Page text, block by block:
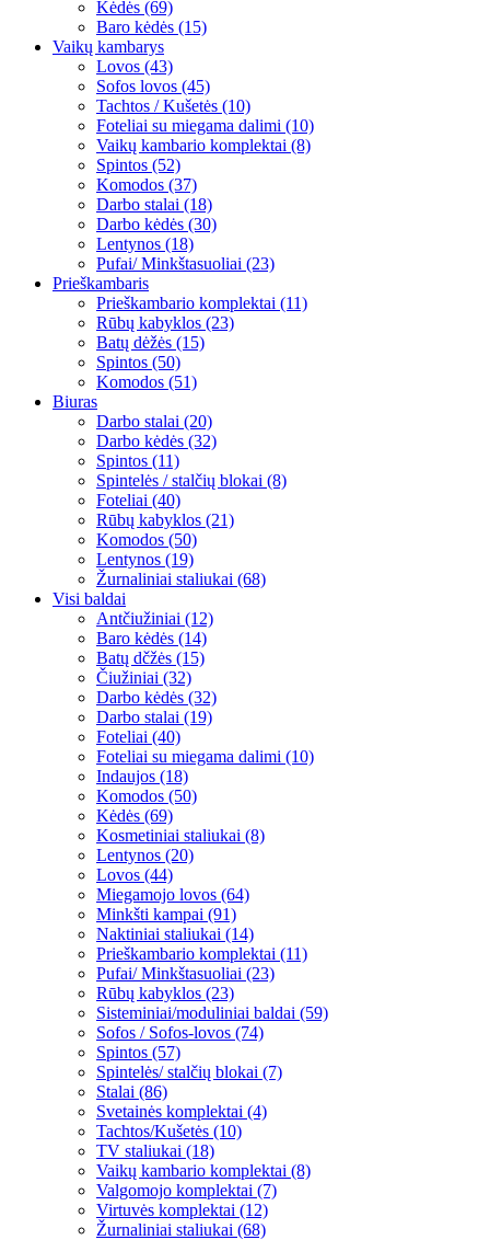
Kėdės (69)
Baro kėdės (15)
Vaikų kambarys
Lovos (43)
Sofos lovos (45)
Tachtos / Kušetės (10)
Foteliai su miegama dalimi (10)
Vaikų kambario komplektai (8)
Spintos (52)
Komodos (37)
Darbo stalai (18)
Darbo kėdės (30)
Lentynos (18)
Pufai/ Minkštasuoliai (23)
Prieškambaris
Prieškambario komplektai (11)
Rūbų kabyklos (23)
Batų dėžės (15)
Spintos (50)
Komodos (51)
Biuras
Darbo stalai (20)
Darbo kėdės (32)
Spintos (11)
Spintelės / stalčių blokai (8)
Foteliai (40)
Rūbų kabyklos (21)
Komodos (50)
Lentynos (19)
Žurnaliniai staliukai (68)
Visi baldai
Antčiužiniai (12)
Baro kėdės (14)
Batų dčžės (15)
Čiužiniai (32)
Darbo kėdės (32)
Darbo stalai (19)
Foteliai (40)
Foteliai su miegama dalimi (10)
Indaujos (18)
Komodos (50)
Kėdės (69)
Kosmetiniai staliukai (8)
Lentynos (20)
Lovos (44)
Miegamojo lovos (64)
Minkšti kampai (91)
Naktiniai staliukai (14)
Prieškambario komplektai (11)
Pufai/ Minkštasuoliai (23)
Rūbų kabyklos (23)
Sisteminiai/moduliniai baldai (59)
Sofos / Sofos-lovos (74)
Spintos (57)
Spintelės/ stalčių blokai (7)
Stalai (86)
Svetainės komplektai (4)
Tachtos/Kušetės (10)
TV staliukai (18)
Vaikų kambario komplektai (8)
Valgomojo komplektai (7)
Virtuvės komplektai (12)
Žurnaliniai staliukai (68)